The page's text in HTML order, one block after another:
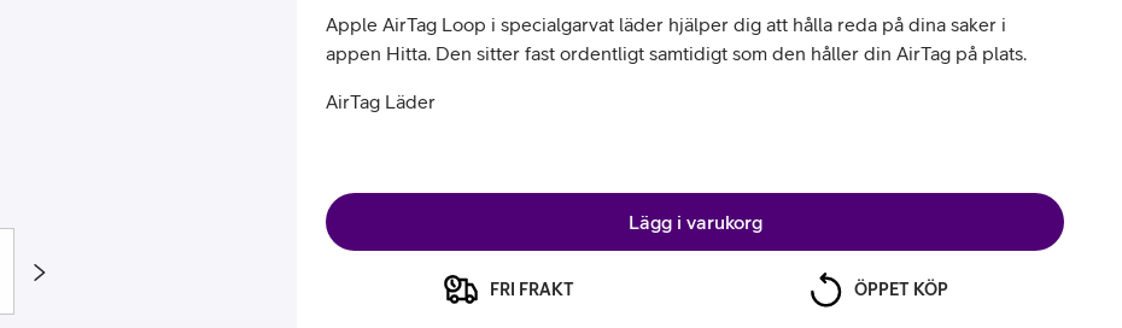
Registrera kontantkort Roaming – samtal och surf i utlandet
Apple AirTag Loop i specialgarvat läder hjälper dig att hålla reda på dina saker i
appen Hitta. Den sitter fast ordentligt samtidigt som den håller din AirTag på plats.
AirTag Läder
Lägg i varukorg
FRI FRAKT ÖPPET KÖP